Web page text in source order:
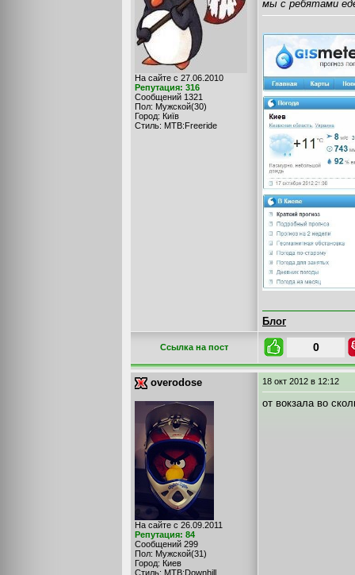
На сайте с 27.06.2010
Репутация: 316
Сообщений 1321
Пол: Мужской(30)
Город: Київ
Стиль: MTB:Freeride
мы с ребятами
Блог
Cсылка на пост 0
overodose
На сайте с 26.09.2011
Репутация: 84
Сообщений 299
Пол: Мужской(31)
Город: Киев
Стиль: MTB:Downhill
18 окт 2012 в 12:12
от вокзала во